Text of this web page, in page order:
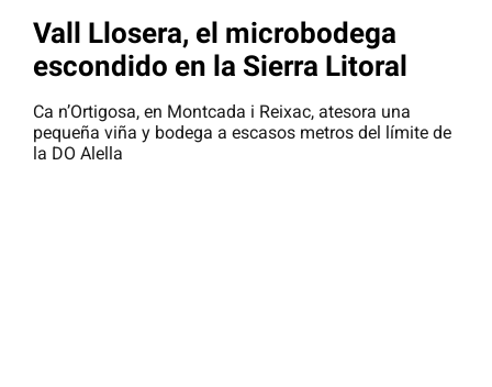
Vall Llosera, el microbodega
escondido en la Sierra Litoral
Ca n’Ortigosa, en Montcada i Reixac, atesora una
pequeña viña y bodega a escasos metros del límite de
la DO Alella